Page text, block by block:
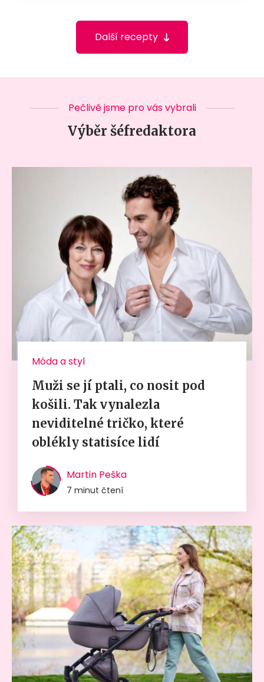
Další recepty
Pečlivě jsme pro vás vybrali
Výběr šéfredaktora
Móda a styl
Muži se jí ptali, co nosit pod
košili. Tak vynalezla
neviditelné tričko, které
oblékly statisíce lidí
Martin Peška
7 minut čtení